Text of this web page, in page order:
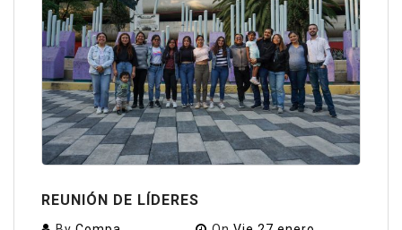
REUNIÓN DE LÍDERES